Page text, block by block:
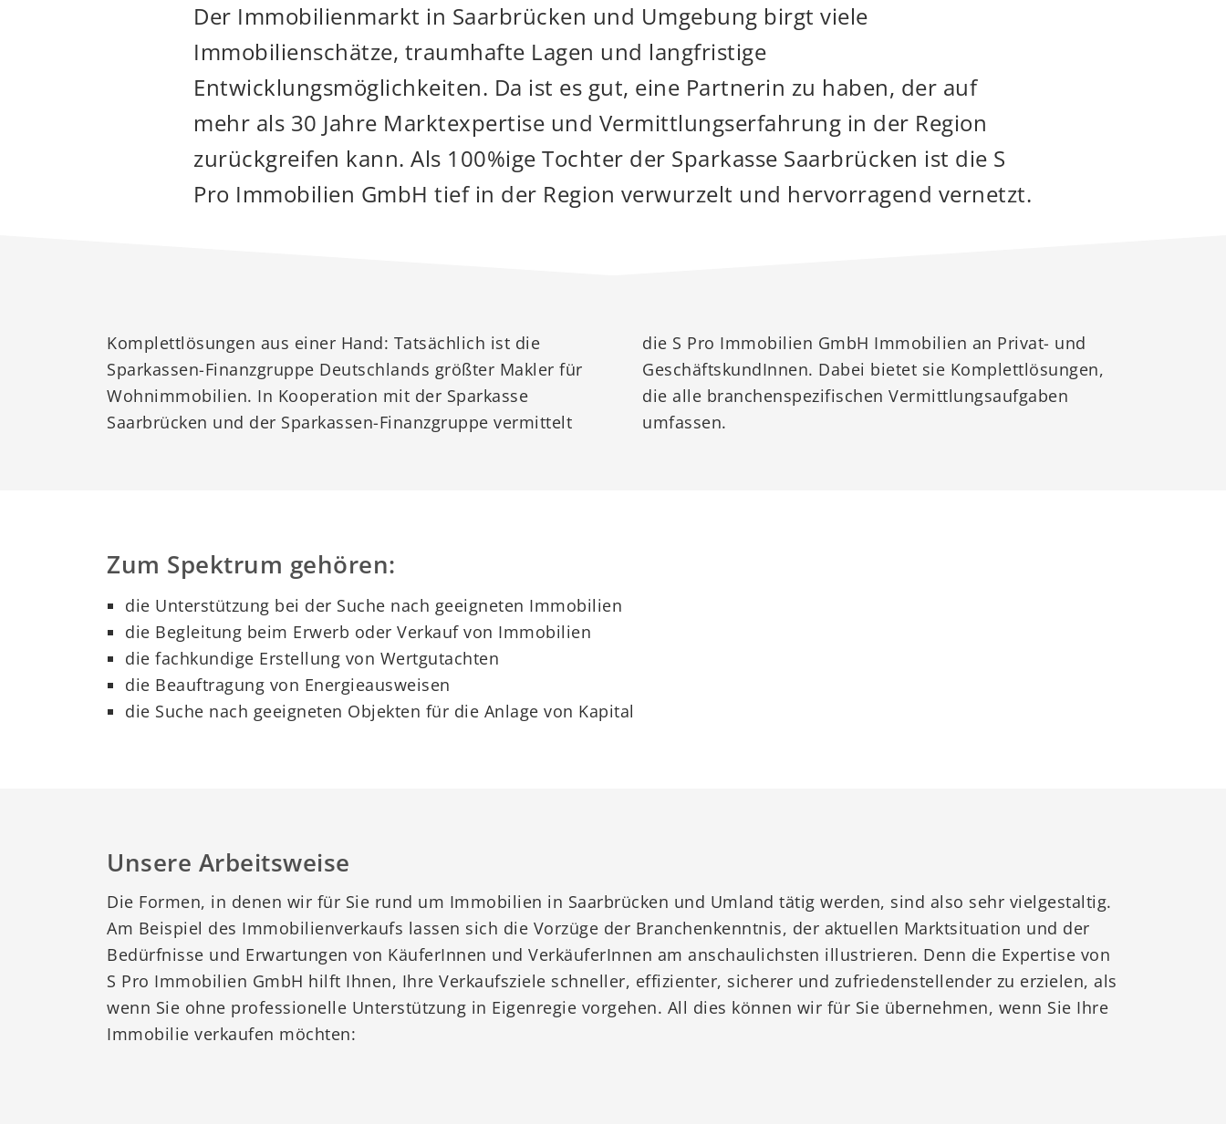
Der Immobilienmarkt in Saarbrücken und Umgebung birgt viele
Immobilienschätze, traumhafte Lagen und langfristige
Entwicklungsmöglichkeiten. Da ist es gut, eine Partnerin zu haben, der auf
mehr als 30 Jahre Marktexpertise und Vermittlungserfahrung in der Region
zurückgreifen kann. Als 100%ige Tochter der Sparkasse Saarbrücken ist die S
Pro Immobilien GmbH tief in der Region verwurzelt und hervorragend vernetzt.
Komplettlösungen aus einer Hand: Tatsächlich ist die
Sparkassen-Finanzgruppe Deutschlands größter Makler für
Wohnimmobilien. In Kooperation mit der Sparkasse
Saarbrücken und der Sparkassen-Finanzgruppe vermittelt
die S Pro Immobilien GmbH Immobilien an Privat- und
GeschäftskundInnen. Dabei bietet sie Komplettlösungen,
die alle branchenspezifischen Vermittlungsaufgaben
umfassen.
Zum Spektrum gehören:
die Unterstützung bei der Suche nach geeigneten Immobilien
die Begleitung beim Erwerb oder Verkauf von Immobilien
die fachkundige Erstellung von Wertgutachten
die Beauftragung von Energieausweisen
die Suche nach geeigneten Objekten für die Anlage von Kapital
Unsere Arbeitsweise
Die Formen, in denen wir für Sie rund um Immobilien in Saarbrücken und Umland tätig werden, sind also sehr vielgestaltig.
Am Beispiel des Immobilienverkaufs lassen sich die Vorzüge der Branchenkenntnis, der aktuellen Marktsituation und der
Bedürfnisse und Erwartungen von KäuferInnen und VerkäuferInnen am anschaulichsten illustrieren. Denn die Expertise von
S Pro Immobilien GmbH hilft Ihnen, Ihre Verkaufsziele schneller, effizienter, sicherer und zufriedenstellender zu erzielen, als
wenn Sie ohne professionelle Unterstützung in Eigenregie vorgehen. All dies können wir für Sie übernehmen, wenn Sie Ihre
Immobilie verkaufen möchten: